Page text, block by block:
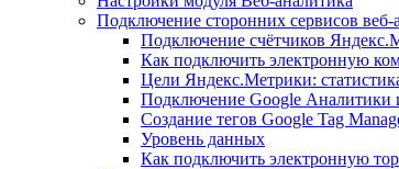
Подключение сторонних сервисов веб-
Подключение счётчиков
Как подключить электронную
Цели Яндекс.Метрики:
Подключение Google Аналитики
Создание тегов Google Tag
Уровень данных
Как подключить электронную